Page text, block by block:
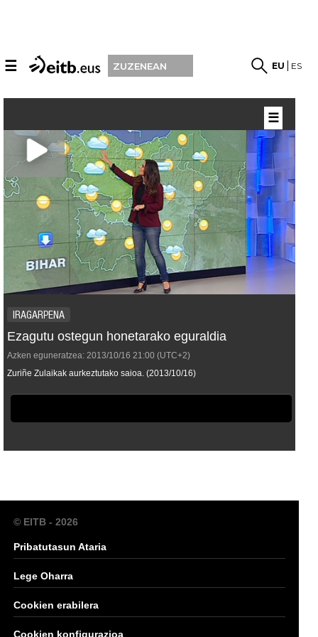
☰ ZUZENEAN EU ES
IRAGARPENA
Ezagutu ostegun honetarako eguraldia
Azken eguneratzea: 2013/10/16 21:00 (UTC+2)
Zuriñe Zulaikak aurkeztutako saioa. (2013/10/16)
☰
© EITB - 2026
Pribatutasun Ataria
Lege Oharra
Cookien erabilera
Cookien konfigurazioa